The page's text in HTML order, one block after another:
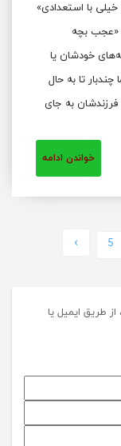
با استعدادی»
«عجب بچه
خودشان یا
تا به حال
به جای
خواندن ادامه
5
›
طریق ایمیل یا